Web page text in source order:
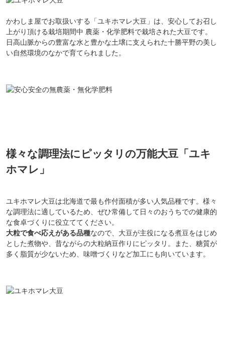
かわしま屋でお取扱いする「ユキホマレ大豆」は、安心してお召し
上がり頂ける栽培期間中 農薬・化学肥料で栽培された大豆です。
日高山脈からの豊富な水と豊かな土壌に支えられた十勝平野の美し
い自然環境のなかで育てられました。
様々な調理法にピッタリの万能大豆「ユキ
ホマレ」
ユキホマレ大豆は北海道で最も作付面積が多い人気品種です。様々
な調理法に適しているため、ぜひ常備して日々のおうちでの健康的
な食卓づくりに役立ててください。
大粒で食べ応えがある品種なので、大豆が主役になる煮豆をはじめ
とした煮物や、昔ながらの大粒納豆作りにピッタリ。また、糖質が
多く脂質が少ないため、味噌づくりなど加工にも向いています。